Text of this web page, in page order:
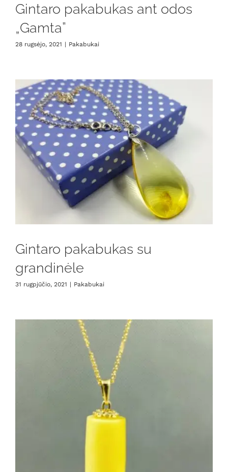
Gintaro pakabukas ant odos
„Gamta”
28 rugsėjo, 2021 | Pakabukai
Gintaro pakabukas su
grandinėle
31 rugpjūčio, 2021 | Pakabukai